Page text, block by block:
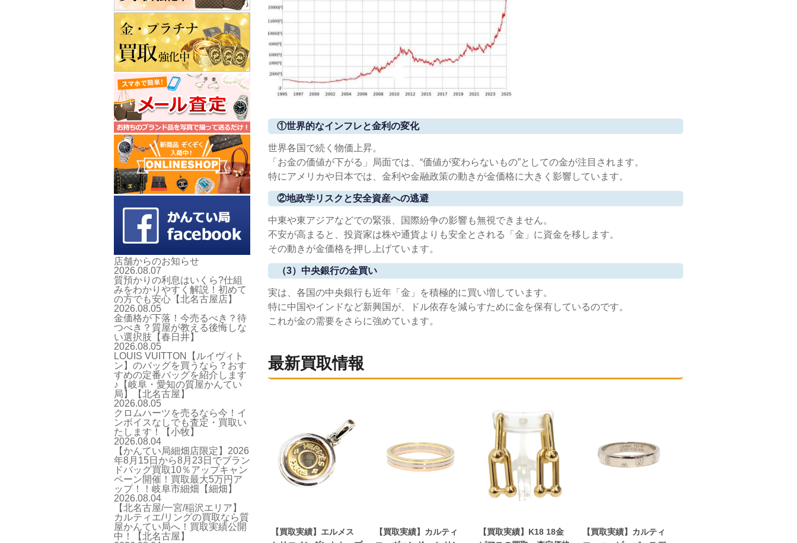
①世界的なインフレと金利の変化
世界各国で続く物価上昇。
「お金の価値が下がる」局面では、“価値が変わらないもの”としての金が注目されます。
特にアメリカや日本では、金利や金融政策の動きが金価格に大きく影響しています。
②地政学リスクと安全資産への逃避
中東や東アジアなどでの緊張、国際紛争の影響も無視できません。
不安が高まると、投資家は株や通貨よりも安全とされる「金」に資金を移します。
その動きが金価格を押し上げています。
（3）中央銀行の金買い
実は、各国の中央銀行も近年「金」を積極的に買い増しています。
特に中国やインドなど新興国が、ドル依存を減らすために金を保有しているのです。
これが金の需要をさらに強めています。
最新買取情報
【買取実績】エルメス
【買取実績】カルティ
【買取実績】K18 18金
【買取実績】カルティ
店舗からのお知らせ
2026.08.07
質預かりの利息はいくら?仕組
みをわかりやすく解説！初めて
の方でも安心【北名古屋店】
2026.08.05
金価格が下落！今売るべき？待
つべき？質屋が教える後悔しな
い選択肢【春日井】
2026.08.05
LOUIS VUITTON【ルイヴィト
ン】のバッグを買うなら？おす
すめの定番バッグを紹介します
♪【岐阜・愛知の質屋かんてい
局】【北名古屋】
2026.08.05
クロムハーツを売るなら今！イ
ンボイスなしでも査定・買取い
たします！【小牧】
2026.08.04
【かんてい局細畑店限定】2026
年8月15日から8月23日でブラン
ドバッグ買取10％アップキャン
ペーン開催！買取最大5万円ア
ップ！！岐阜市細畑【細畑】
2026.08.04
【北名古屋/一宮/稲沢エリア】
カルティエ/リングの買取なら質
屋かんてい局へ！買取実績公開
中！【北名古屋】